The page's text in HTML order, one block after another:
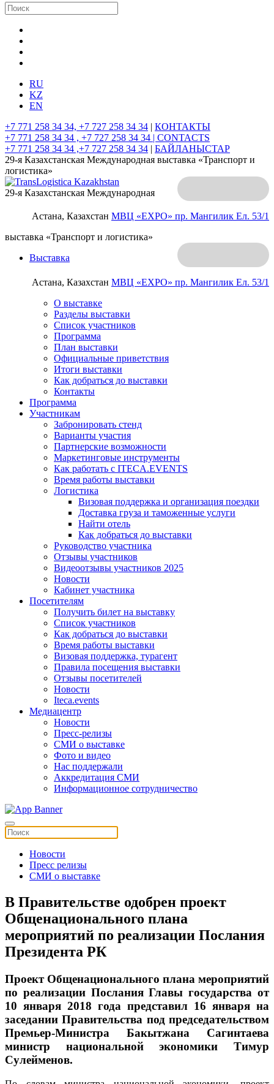
RU
KZ
EN
+7 771 258 34 34, +7 727 258 34 34 | КОНТАКТЫ
+7 771 258 34 34 , +7 727 258 34 34 | CONTACTS
+7 771 258 34 34 ,+7 727 258 34 34 | БАЙЛАНЫСТАР
29-я Казахстанская Международная выставка «Транспорт и
логистика»
Астана, Казахстан МВЦ «EXPO» пр. Мангилик Ел. 53/1
29-я Казахстанская Международная
выставка «Транспорт и логистика»
Астана, Казахстан МВЦ «EXPO» пр. Мангилик Ел. 53/1
Выставка
О выставке
Разделы выставки
Список участников
Программа
План выставки
Официальные приветствия
Итоги выставки
Как добраться до выставки
Контакты
Программа
Участникам
Забронировать стенд
Варианты участия
Партнерские возможности
Маркетинговые инструменты
Как работать с ITECA.EVENTS
Время работы выставки
Логистика
Визовая поддержка и организация поездки
Доставка груза и таможенные услуги
Найти отель
Как добраться до выставки
Руководство участника
Отзывы участников
Видеоотзывы участников 2025
Новости
Кабинет участника
Посетителям
Получить билет на выставку
Список участников
Как добраться до выставки
Время работы выставки
Визовая поддержка, турагент
Правила посещения выставки
Отзывы посетителей
Новости
Iteca.events
Медиацентр
Новости
Пресс-релизы
СМИ о выставке
Фото и видео
Нас поддержали
Аккредитация СМИ
Информационное сотрудничество
Новости
Пресс релизы
СМИ о выставке
В Правительстве одобрен проект
Общенационального плана
мероприятий по реализации Послания
Президента РК
Проект Общенационального плана мероприятий
по реализации Послания Главы государства от
10 января 2018 года представил 16 января на
заседании Правительства под председательством
Премьер-Министра Бакытжана Сагинтаева
министр национальной экономики Тимур
Сулейменов.